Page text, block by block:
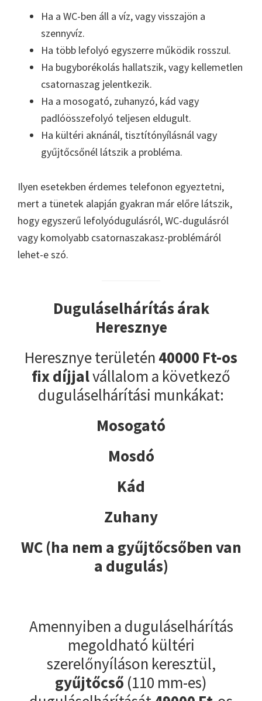
Ha a WC-ben áll a víz, vagy visszajön a
szennyvíz.
Ha több lefolyó egyszerre működik rosszul.
Ha bugyborékolás hallatszik, vagy kellemetlen
csatornaszag jelentkezik.
Ha a mosogató, zuhanyzó, kád vagy
padlóösszefolyó teljesen eldugult.
Ha kültéri aknánál, tisztítónyílásnál vagy
gyűjtőcsőnél látszik a probléma.
Ilyen esetekben érdemes telefonon egyeztetni,
mert a tünetek alapján gyakran már előre látszik,
hogy egyszerű lefolyódugulásról, WC-dugulásról
vagy komolyabb csatornaszakasz-problémáról
lehet-e szó.
Duguláselhárítás árak
Heresznye
Heresznye területén 40000 Ft-os
fix díjjalvállalom a következő
duguláselhárítási munkákat:
Mosogató
Mosdó
Kád
Zuhany
WC (ha nem a gyűjtőcsőben van
a dugulás)
Amennyiben a duguláselhárítás
megoldható kültéri
szerelőnyíláson keresztül,
gyűjtőcső (110 mm-es)